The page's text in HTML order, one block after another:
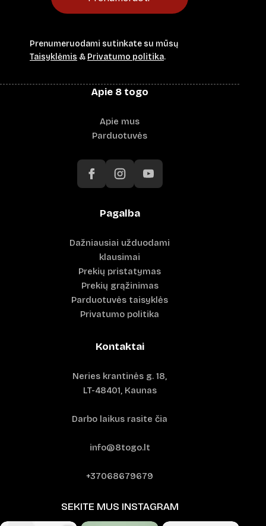
Prenumeruodami sutinkate su mūsų
Taisyklėmis & Privatumo politika.
Apie 8 togo
Apie mus
Parduotuvės
Pagalba
Dažniausiai užduodami
klausimai
Prekių pristatymas
Prekių grąžinimas
Parduotuvės taisyklės
Privatumo politika
Kontaktai
Neries krantinės g. 18,
LT-48401, Kaunas
Darbo laikus rasite čia
info@8togo.lt
+37068679679
SEKITE MUS INSTAGRAM